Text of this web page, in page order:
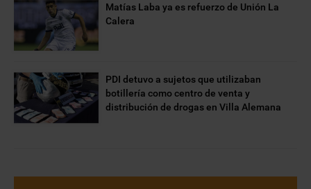
Matías Laba ya es refuerzo de Unión La
Calera
PDI detuvo a sujetos que utilizaban
botillería como centro de venta y
distribución de drogas en Villa Alemana